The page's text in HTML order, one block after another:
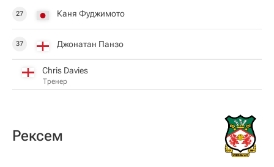
27 Каня Фуджимото
37 Джонатан Панзо
Chris Davies
Тренер
Рексем